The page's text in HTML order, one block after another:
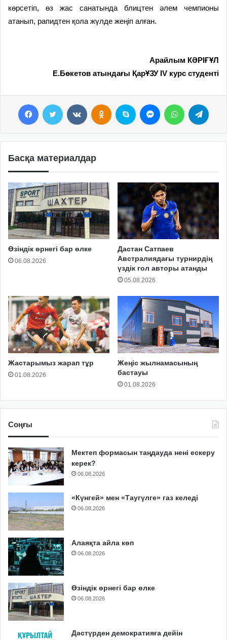
көрсетіп, өз жас санатында блицтен әлем чемпионы
атанып, рапидтен қола жүлде жеңіп алған.
Арайлым КӘРІҒҰЛ
Е.Бөкетов атындағы ҚарҰЗУ IV курс студенті
Басқа материалдар
Өзіндік өрнегі бар өлке
06.08.2026
Дастан Сатпаев
Австралиядағы турнирдің
үздік гол авторы атанды
05.08.2026
Жастарымыз жарап тұр
01.08.2026
Жеңіс жылнамасының
бастауы
01.08.2026
Соңғы
Мектеп формасын таңдауда нені ескеру
керек?
06.08.2026
«Күнгей» мен «Таугүлге» газ келеді
06.08.2026
Алаяқта айла көп
06.08.2026
Өзіндік өрнегі бар өлке
06.08.2026
Дәстүрден демократияға дейін